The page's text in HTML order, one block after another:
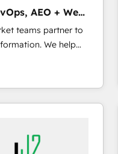
移行を設計・実装。
携させ、役割定義・
ます。 3️⃣ 全社
門をまたぐDX×AI変
として主導。「設
を引き受け、部門横断
を前提にした情報設
をContent Hubで一体
AEO + Web,
teams partner to
We help
powered
HubSpot’s
expert-led
built apps,
& reporting.